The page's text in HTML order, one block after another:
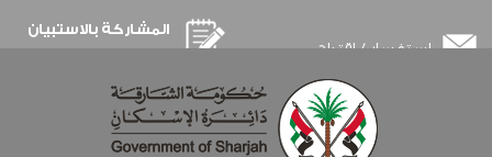
استفسار / اقتراح
المشاركة بالاستبيان